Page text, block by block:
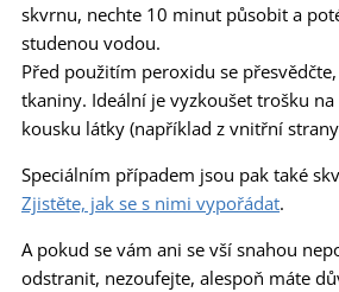
skvrnu, nechte 10 minut působit a
studenou vodou.
Před použitím peroxidu se
tkaniny. Ideální je vyzkoušet trošku
kousku látky (například z vnitřní
Speciálním případem jsou pak také
Zjistěte, jak se s nimi vypořádat.
A pokud se vám ani se vší snahou
odstranit, nezoufejte, alespoň máte